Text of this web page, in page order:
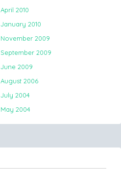
April 2010
January 2010
November 2009
September 2009
June 2009
August 2006
July 2004
May 2004